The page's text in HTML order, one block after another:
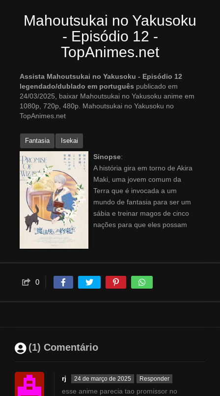
Mahoutsukai no Yakusoku
- Episódio 12 -
TopAnimes.net
Assista Mahoutsukai no Yakusoku - Episódio 12
legendado/dublado em português publicado em
24/03/2025, baixar Mahoutsukai no Yakusoku anime em
1080p, 720p, 480p. Mahoutsukai no Yakusoku no
TopAnimes.net
Fantasia Isekai
Sinopse:
A história gira em torno de Akira
Maki, uma jovem comum da
Terra que é invocada a um
mundo de fantasia para ser um
sábia e treinar magos de cinco
nações para que eles possam
0
(1) Comentário
rj 24 de março de 2025 Responder
esse anime parecia tao promissor no